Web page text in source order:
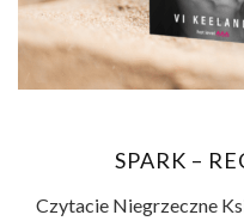
SPARK –
Czytacie Niegrzeczne